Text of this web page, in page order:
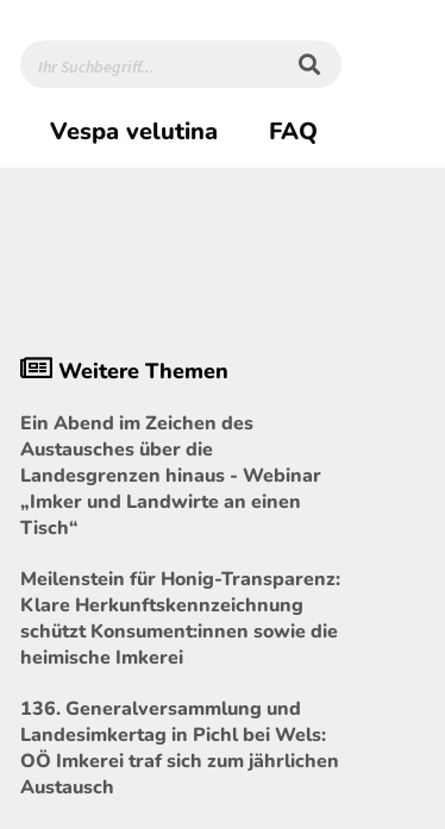
Vespa velutina FAQ
Weitere Themen
Ein Abend im Zeichen des
Austausches über die
Landesgrenzen hinaus - Webinar
„Imker und Landwirte an einen
Tisch“
Meilenstein für Honig-Transparenz:
Klare Herkunftskennzeichnung
schützt Konsument:innen sowie die
heimische Imkerei
136. Generalversammlung und
Landesimkertag in Pichl bei Wels:
OÖ Imkerei traf sich zum jährlichen
Austausch